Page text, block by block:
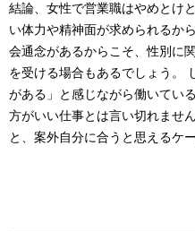
結論、女性で営業職はやめとけ
い体力や精神面が求められるか
会通念があるからこそ、性別に
を受ける場合もあるでしょう。
がある」と感じながら働いてい
方がいい仕事とは言い切れませ
と、案外自分に合うと思えるケ